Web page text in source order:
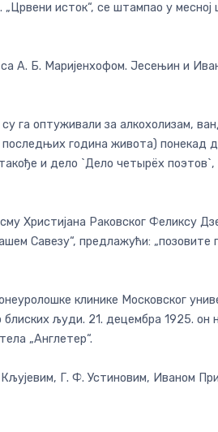
исток“, се штампао у месној
А. Б. Маријенхофом. Јесењин и
га оптуживали за алкохолизам,
година живота) понекад
и дело `Дело четырёх
Христијана Раковског Феликсу
Савезу“, предлажући:
клинике Московског
блиских људи. 21. децембра 1925.
„Англетер“.
Г. Ф. Устиновим, Иваном